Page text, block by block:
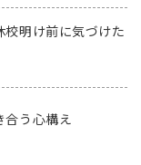
校明け前に気づけた
合う心構え